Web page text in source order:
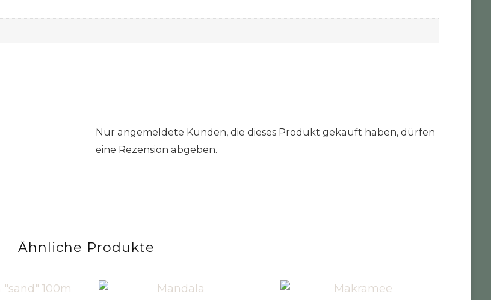
Nur angemeldete Kunden, die dieses Produkt gekauft haben, dürfen
eine Rezension abgeben.
Ähnliche Produkte